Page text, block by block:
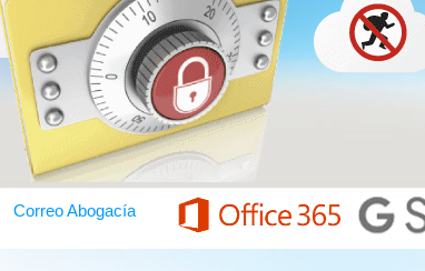
Correo Abogacía